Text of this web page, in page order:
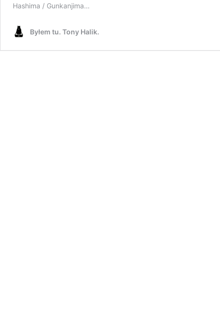
Hashima / Gunkanjima…
Byłem tu. Tony Halik.